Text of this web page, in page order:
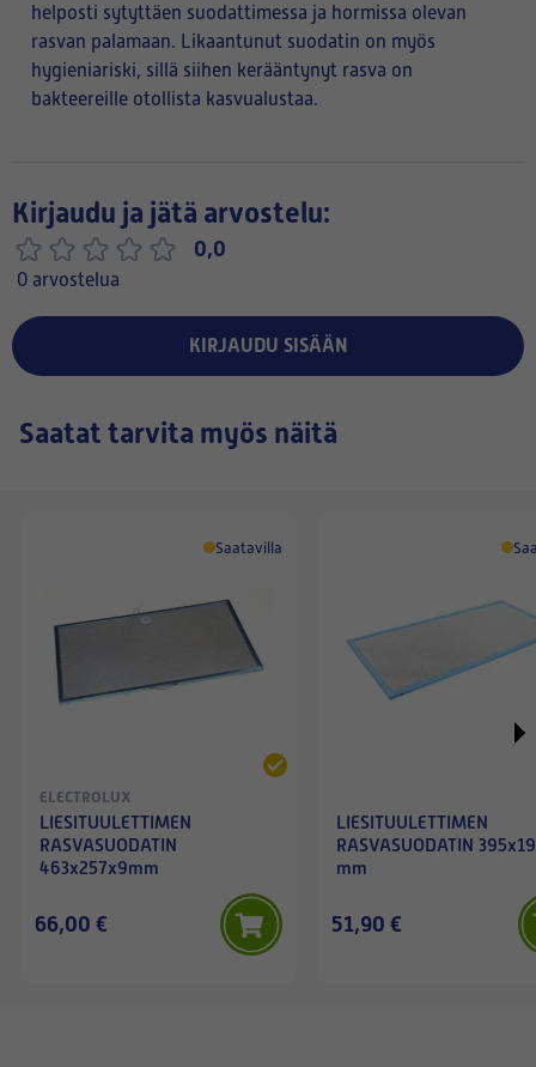
helposti sytyttäen suodattimessa ja hormissa olevan
rasvan palamaan. Likaantunut suodatin on myös
hygieniariski, sillä siihen kerääntynyt rasva on
bakteereille otollista kasvualustaa.
Kirjaudu ja jätä arvostelu:
0,0
0 arvostelua
KIRJAUDU SISÄÄN
Saatat tarvita myös näitä
Saatavilla
ELECTROLUX
LIESITUULETTIMEN
RASVASUODATIN
463x257x9mm
66,00 €
LIESITUULETTIMEN
RASVASUODATIN
mm
51,90 €